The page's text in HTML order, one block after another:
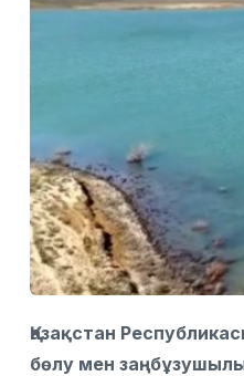
Қазақстан
бөлу мен